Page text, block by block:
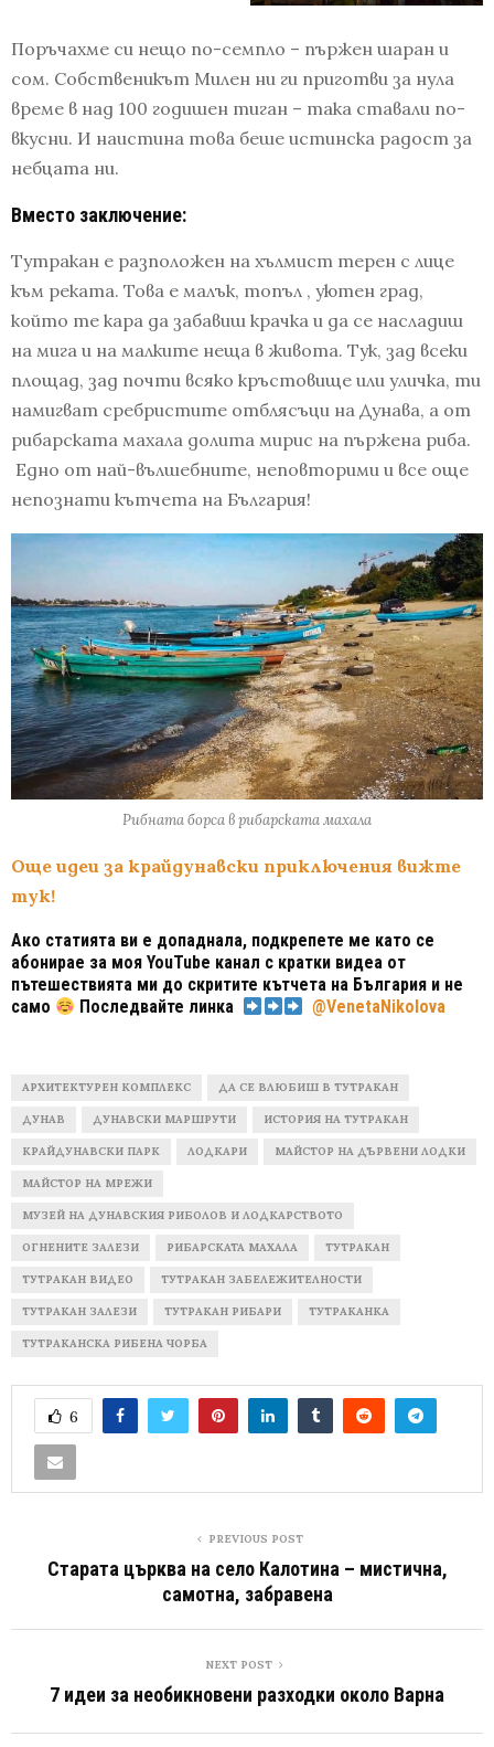
Поръчахме си нещо по-семпло – пържен шаран и
сом. Собственикът Милен ни ги приготви за нула
време в над 100 годишен тиган – така ставали по-
вкусни. И наистина това беше истинска радост за
небцата ни.
Вместо заключение:
Тутракан е разположен на хълмист терен с лице
към реката. Това е малък, топъл , уютен град,
който те кара да забавиш крачка и да се насладиш
на мига и на малките неща в живота. Тук, зад всеки
площад, зад почти всяко кръстовище или уличка, ти
намигват сребристите отблясъци на Дунава, а от
рибарската махала долита мирис на пържена риба.
Едно от най-вълшебните, неповторими и все още
непознати кътчета на България!
Рибната борса в рибарската махала
Още идеи за крайдунавски приключения вижте
тук!
Ако статията ви е допаднала, подкрепете ме като се
абонирае за моя YouTube канал с кратки видеа от
пътешествията ми до скритите кътчета на България и не
само
Последвайте линка @VenetaNikolova
АРХИТЕКТУРЕН КОМПЛЕКС ДА СЕ ВЛЮБИШ В ТУТРАКАН
ДУНАВ ДУНАВСКИ МАРШРУТИ ИСТОРИЯ НА ТУТРАКАН
КРАЙДУНАВСКИ ПАРК ЛОДКАРИ МАЙСТОР НА ДЪРВЕНИ ЛОДКИ
МАЙСТОР НА МРЕЖИ
МУЗЕЙ НА ДУНАВСКИЯ РИБОЛОВ И ЛОДКАРСТВОТО
ОГНЕНИТЕ ЗАЛЕЗИ РИБАРСКАТА МАХАЛА ТУТРАКАН
ТУТРАКАН ВИДЕО ТУТРАКАН ЗАБЕЛЕЖИТЕЛНОСТИ
ТУТРАКАН ЗАЛЕЗИ ТУТРАКАН РИБАРИ ТУТРАКАНКА
ТУТРАКАНСКА РИБЕНА ЧОРБА
6
PREVIOUS POST
Старата църква на село Калотина – мистична,
самотна, забравена
NEXT POST
7 идеи за необикновени разходки около Варна